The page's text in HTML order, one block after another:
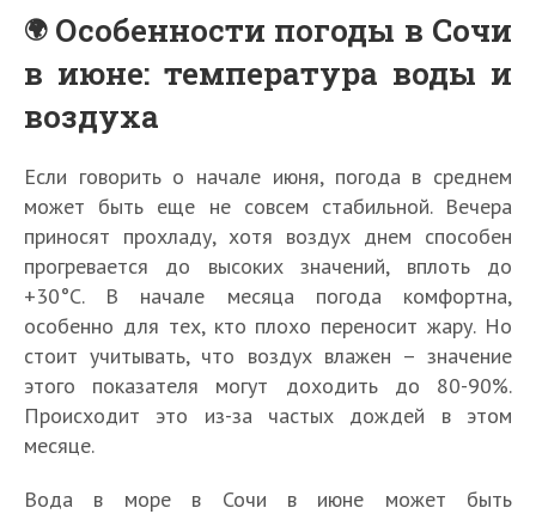
Особенности погоды в Сочи
в июне: температура воды и
воздуха
Если говорить о начале июня, погода в среднем
может быть еще не совсем стабильной. Вечера
приносят прохладу, хотя воздух днем способен
прогревается до высоких значений, вплоть до
+30°С. В начале месяца погода комфортна,
особенно для тех, кто плохо переносит жару. Но
стоит учитывать, что воздух влажен – значение
этого показателя могут доходить до 80-90%.
Происходит это из-за частых дождей в этом
месяце.
Вода в море в Сочи в июне может быть